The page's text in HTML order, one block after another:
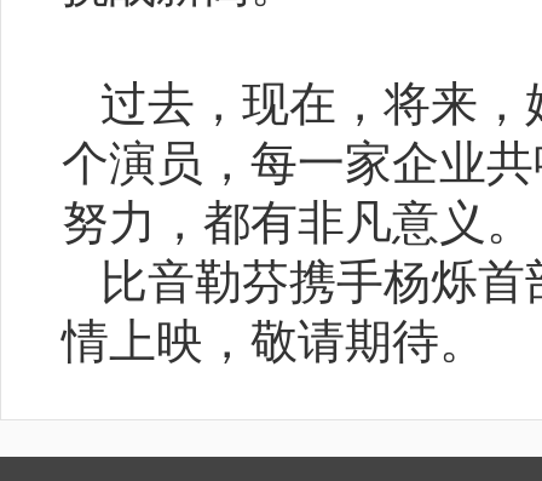
过去，现在，将来
个演员，每一家企业
努力，都有非凡意义。
比音勒芬携手杨烁
情上映，敬请期待。